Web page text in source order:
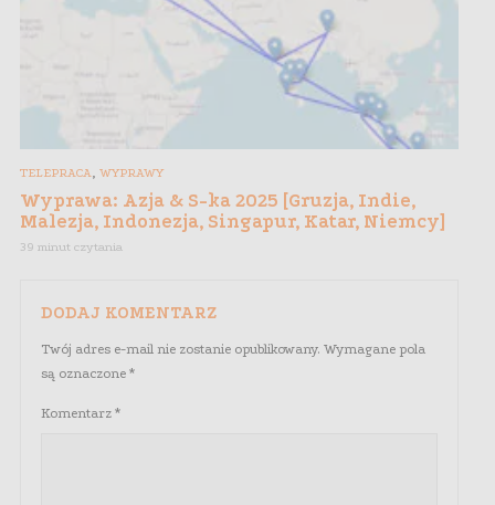
TELEPRACA, WYPRAWY
Wyprawa: Azja & S-ka 2025 [Gruzja, Indie,
Malezja, Indonezja, Singapur, Katar, Niemcy]
39 minut czytania
DODAJ KOMENTARZ
Twój adres e-mail nie zostanie opublikowany. Wymagane pola
są oznaczone *
Komentarz *